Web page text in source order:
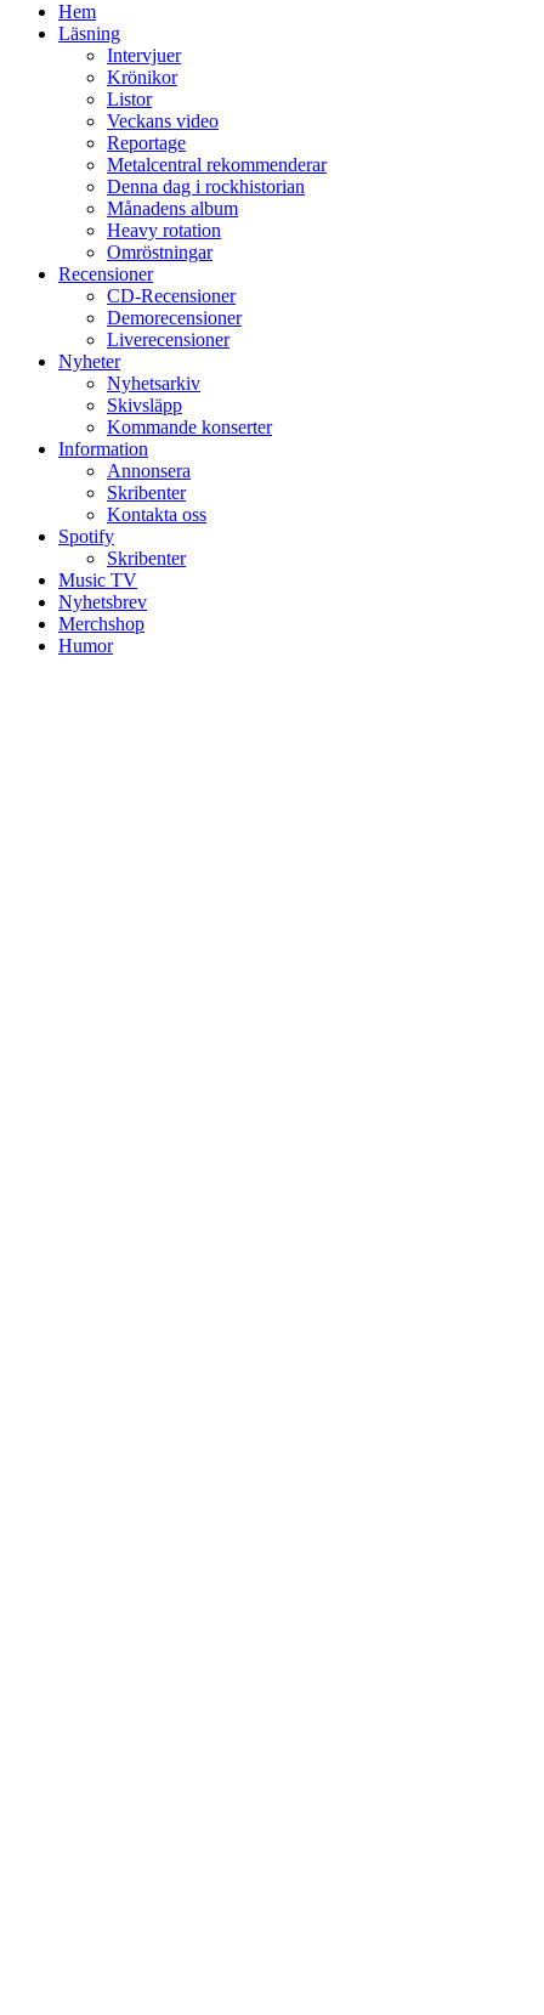
Hem
Läsning
Intervjuer
Krönikor
Listor
Veckans video
Reportage
Metalcentral rekommenderar
Denna dag i rockhistorian
Månadens album
Heavy rotation
Omröstningar
Recensioner
CD-Recensioner
Demorecensioner
Liverecensioner
Nyheter
Nyhetsarkiv
Skivsläpp
Kommande konserter
Information
Annonsera
Skribenter
Kontakta oss
Spotify
Skribenter
Music TV
Nyhetsbrev
Merchshop
Humor